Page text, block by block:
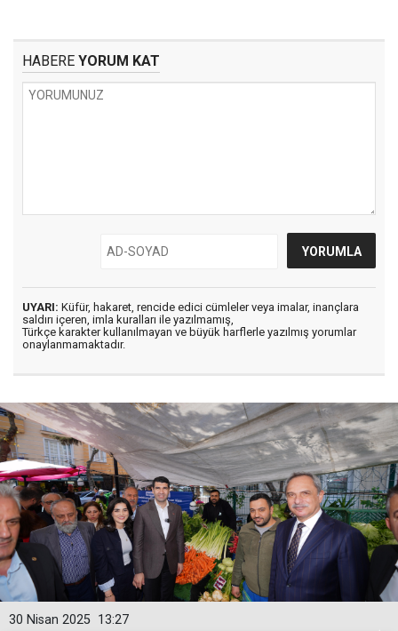
HABERE YORUM KAT
UYARI: Küfür, hakaret, rencide edici cümleler veya imalar, inançlara
saldırı içeren, imla kuralları ile yazılmamış,
Türkçe karakter kullanılmayan ve büyük harflerle yazılmış yorumlar
onaylanmamaktadır.
13:27
30 Nisan 2025